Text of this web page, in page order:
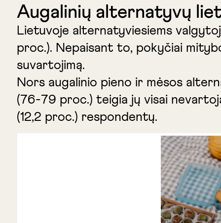
Augalinių alternatyvų
Lietuvoje alternatyviesiems
proc.). Nepaisant to, pokyčiai
suvartojimą.
Nors augalinio pieno ir mėsos
(76-79 proc.) teigia jų visai
(12,2 proc.) respondentų.